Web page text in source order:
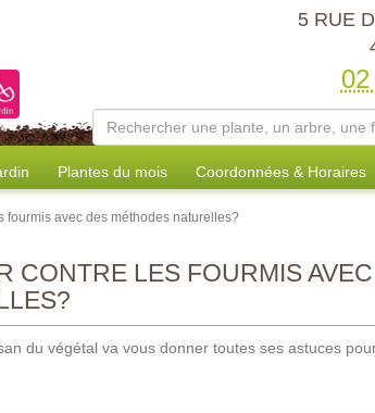
5 RUE
Plantes du mois Coordonnées & Horaires
fourmis avec des méthodes naturelles?
CONTRE LES FOURMIS
du végétal va vous donner toutes ses astuces